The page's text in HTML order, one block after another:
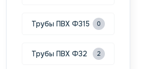
Трубы ПВХ Ф315 0
Трубы ПВХ Ф32 2